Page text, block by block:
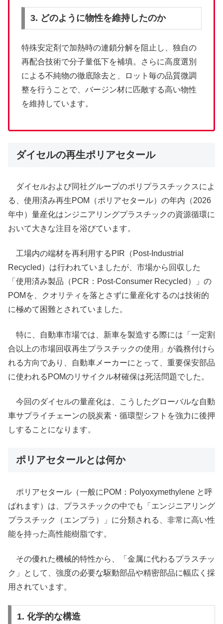
3. どのように物性を維持したのか
特殊安定剤で加熱時の連鎖分解を阻止し、独自の
再配合技術で分子量低下を補填。さらに高度選別
による不純物の徹底除去と、ロット毎の品質微調
整を行うことで、バージン材に匹敵する高い物性
を維持しています。
ダイセルの再生ポリアセタール
ダイセルおよび同社グループのポリプラスチックスによ
る、使用済み再生POM（ポリアセタール）の年内（2026
年中）量産化はンジニアリングプラスチックの資源循環に
おいて大きな注目を浴びています。
工場内の端材を再利用するPIR（Post-Industrial
Recycled）は行われていましたが、市場から回収した
「使用済み製品（PCR：Post-Consumer Recycled）」の
POMを、クオリティを落とさずに量産化するのは技術的
に極めて困難とされていました。
特に、自動車市場では、新車を製造する際には「一定割
合以上の市場回収再生プラスチックの使用」が義務付けら
れる方向であり、自動車メーカーにとって、重要保安部品
に使われるPOMのリサイクル材確保は死活問題でした。
今回のダイセルの量産化は、こうしたグローバルな自動
車サプライチェーンの脱炭素・循環型シフトを強力に後押
しすることになります。
ポリアセタールとは何か
ポリアセタール（一般にPOM：Polyoxymethylene と呼
ばれます）は、プラスチックの中でも「エンジニアリング
プラスチック（エンプラ）」に分類される、非常に高い性
能を持った高性能樹脂です。
その優れた機械的特性から、「金属に代わるプラスチッ
ク」として、強度の必要な駆動部品や精密部品に幅広く採
用されています。
1. 化学的な構造